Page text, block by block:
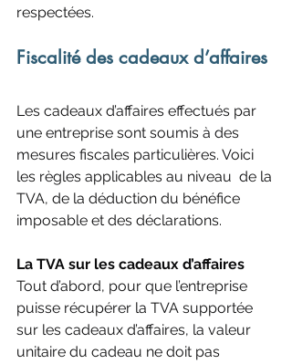
respectées.
Fiscalité des cadeaux d’affaires
Les cadeaux d’affaires effectués par
une entreprise sont soumis à des
mesures fiscales particulières. Voici
les règles applicables au niveau  de la
TVA, de la déduction du bénéfice
imposable et des déclarations.
La TVA sur les cadeaux d’affaires
Tout d’abord, pour que l’entreprise
puisse récupérer la TVA supportée
sur les cadeaux d’affaires, la valeur
unitaire du cadeau ne doit pas